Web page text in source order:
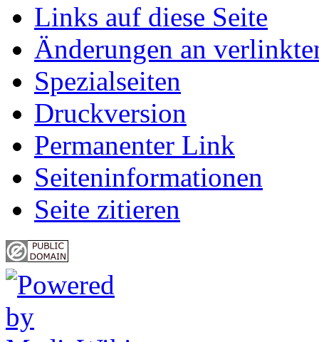
Links auf diese Seite
Änderungen an
Spezialseiten
Druckversion
Permanenter Link
Seiten­informationen
Seite zitieren